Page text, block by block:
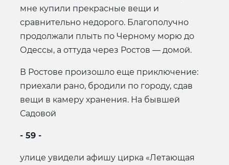
мне купили прекрасные вещи и
сравнительно недорого. Благополучно
продолжали плыть по Черному морю до
Одессы, а оттуда через Ростов — домой.
В Ростове произошло еще приключение:
приехали рано, бродили по городу, сдав
вещи в камеру хранения. На бывшей
Садовой
- 59 -
улице увидели афишу цирка «Летающая